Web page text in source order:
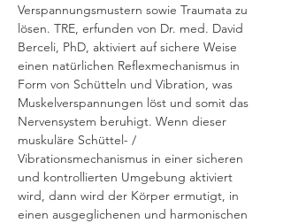
Verspannungsmustern sowie Traumata zu
lösen. TRE, erfunden von Dr. med. David
Berceli, PhD, aktiviert auf sichere Weise
einen natürlichen Reflexmechanismus in
Form von Schütteln und Vibration, was
Muskelverspannungen löst und somit das
Nervensystem beruhigt. Wenn dieser
muskuläre Schüttel- /
Vibrationsmechanismus in einer sicheren
und kontrollierten Umgebung aktiviert
wird, dann wird der Körper ermutigt, in
einen ausgeglichenen und harmonischen